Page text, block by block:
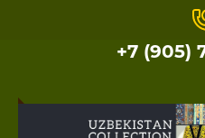
+7 (905)